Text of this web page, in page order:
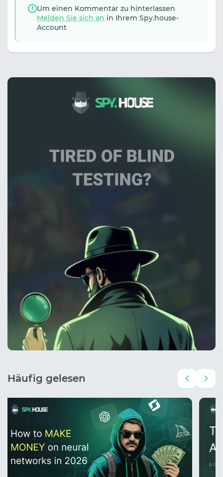
Um einen Kommentar zu hinterlassen
Melden Sie sich an in Ihrem Spy.house-
Account
Häufig gelesen